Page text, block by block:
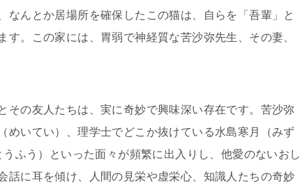
んとか居場所を確保したこの猫は、自らを「吾輩」と
。この家には、胃弱で神経質な苦沙弥先生、その妻、
その友人たちは、実に奇妙で興味深い存在です。苦沙弥
めいてい）、理学士でどこか抜けている水島寒月（みず
ふう）といった面々が頻繁に出入りし、他愛のないおし
話に耳を傾け、人間の見栄や虚栄心、知識人たちの奇妙